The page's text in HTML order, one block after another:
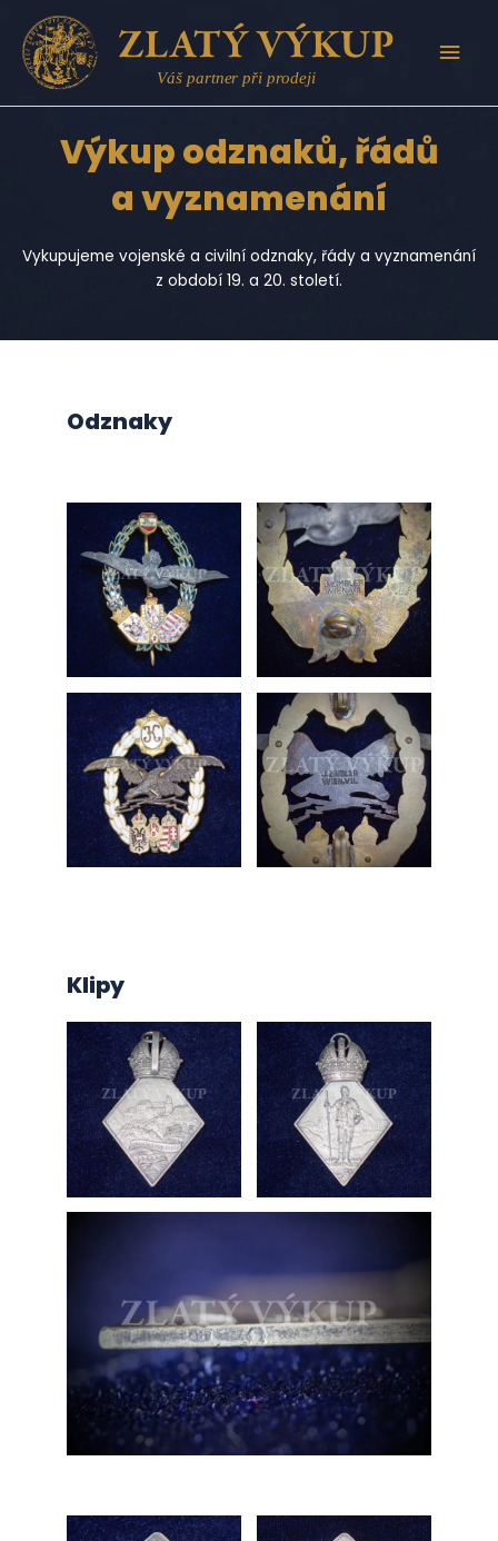
Přeskočit
obsah
Výkup odznaků, řádů
a vyznamenání
Vykupujeme vojenské a civilní odznaky, řády a vyznamenání
z období 19. a 20. století.
Odznaky
Klipy